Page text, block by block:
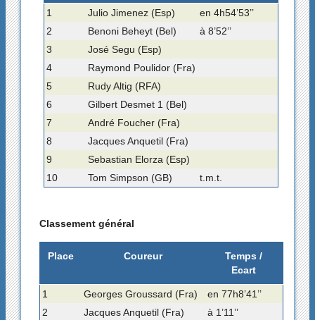
1 Julio Jimenez (Esp)
en 4h54’53’’
2
Benoni Beheyt (Bel)
à 8’52’’
3
José Segu (Esp)
4
Raymond Poulidor (Fra)
5
Rudy Altig (RFA)
6
Gilbert Desmet 1 (Bel)
7
André Foucher (Fra)
8
Jacques Anquetil (Fra)
9
Sebastian Elorza (Esp)
10
Tom Simpson (GB) t.m.t.
Classement général
Place Coureur
Temps /
Ecart
1 Georges Groussard (Fra)
en 77h8’41’’
2
Jacques Anquetil (Fra)
à 1’11’’